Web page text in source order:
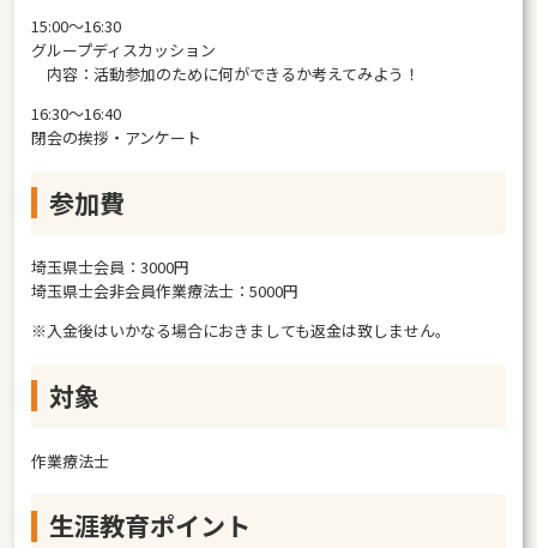
15:00〜16:30
グループディスカッション
内容：活動参加のために何ができるか考えてみよう！
16:30〜16:40
閉会の挨拶・アンケート
参加費
埼玉県士会員：3000円
埼玉県士会非会員作業療法士：5000円
※入金後はいかなる場合におきましても返金は致しません。
対象
作業療法士
生涯教育ポイント